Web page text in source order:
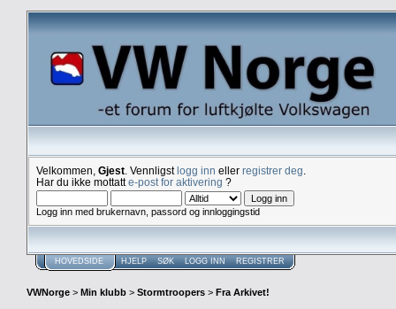
Velkommen, Gjest . Vennligstlogg inn eller registrer deg
Har du ikke mottatte-post for aktivering ?
Logg inn med brukernavn, passord og innloggingstid
HOVEDSIDE HJELP SØK LOGG INN REGISTRER
VWNorge > Min klubb > Stormtroopers > Fra Arkivet!